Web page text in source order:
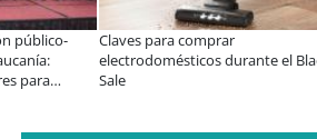
Claves para comprar
electrodomésticos durante el Black
Sale